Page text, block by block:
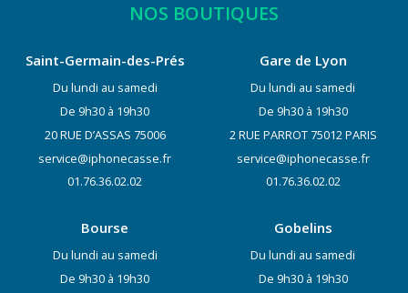
NOS BOUTIQUES
Saint-Germain-des-Prés
Du lundi au samedi
De 9h30 à 19h30
20 RUE D’ASSAS 75006
service@iphonecasse.fr
01.76.36.02.02
Gare de Lyon
Du lundi au samedi
De 9h30 à 19h30
2 RUE PARROT 75012 PARIS
service@iphonecasse.fr
01.76.36.02.02
Bourse
Du lundi au samedi
De 9h30 à 19h30
Gobelins
Du lundi au samedi
De 9h30 à 19h30